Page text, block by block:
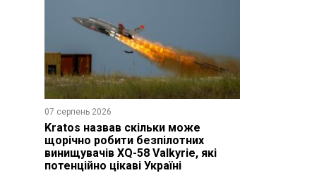
07 серпень 2026
Kratos назвав скільки може
щорічно робити безпілотних
винищувачів XQ-58 Valkyrie, які
потенційно цікаві Україні